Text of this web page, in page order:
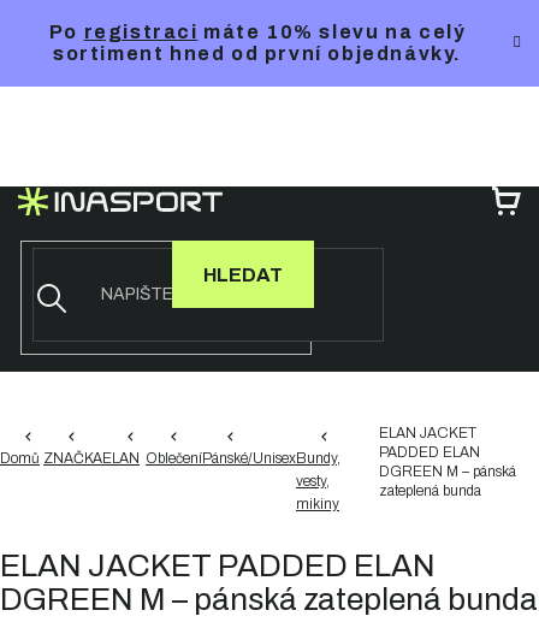
Po registraci máte 10% slevu na celý
sortiment hned od první objednávky.
HLEDAT
Domů ZNAČKAELAN OblečeníPánské/UnisexBundy,
vesty,
mikiny
ELAN JACKET
PADDED ELAN
DGREEN M – pánská
zateplená bunda
ELAN JACKET PADDED ELAN
DGREEN M – pánská zateplená bunda